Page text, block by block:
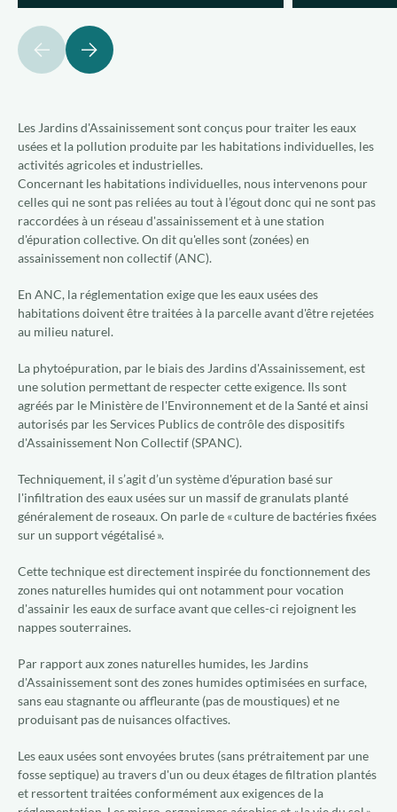
précédentsuivant
Les Jardins d'Assainissement sont conçus pour traiter les eaux
usées et la pollution produite par les habitations individuelles, les
activités agricoles et industrielles.
Concernant les habitations individuelles, nous intervenons pour
celles qui ne sont pas reliées au tout à l’égout donc qui ne sont pas
raccordées à un réseau d'assainissement et à une station
d'épuration collective. On dit qu'elles sont (zonées) en
assainissement non collectif (ANC).
En ANC, la réglementation exige que les eaux usées des
habitations doivent être traitées à la parcelle avant d'être rejetées
au milieu naturel.
La phytoépuration, par le biais des Jardins d'Assainissement, est
une solution permettant de respecter cette exigence. Ils sont
agréés par le Ministère de l'Environnement et de la Santé et ainsi
autorisés par les Services Publics de contrôle des dispositifs
d'Assainissement Non Collectif (SPANC).
Techniquement, il s’agit d’un système d'épuration basé sur
l'infiltration des eaux usées sur un massif de granulats planté
généralement de roseaux. On parle de « culture de bactéries fixées
sur un support végétalisé ».
Cette technique est directement inspirée du fonctionnement des
zones naturelles humides qui ont notamment pour vocation
d'assainir les eaux de surface avant que celles-ci rejoignent les
nappes souterraines.
Par rapport aux zones naturelles humides, les Jardins
d'Assainissement sont des zones humides optimisées en surface,
sans eau stagnante ou affleurante (pas de moustiques) et ne
produisant pas de nuisances olfactives.
Les eaux usées sont envoyées brutes (sans prétraitement par une
fosse septique) au travers d'un ou deux étages de filtration plantés
et ressortent traitées conformément aux exigences de la